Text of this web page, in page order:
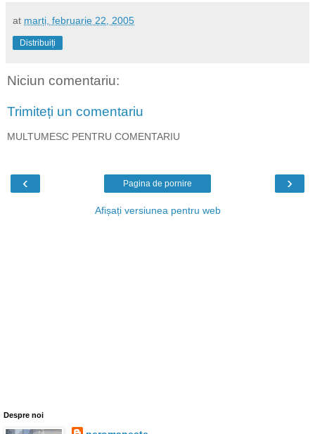
at marți, februarie 22, 2005
Distribuiți
Niciun comentariu:
Trimiteți un comentariu
MULTUMESC PENTRU COMENTARIU
‹ ›
Pagina de pornire
Afișați versiunea pentru web
Despre noi